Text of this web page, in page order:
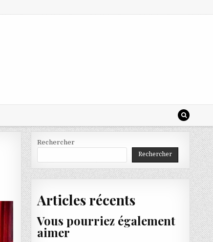
Rechercher
Rechercher
Articles récents
Vous pourriez également
aimer